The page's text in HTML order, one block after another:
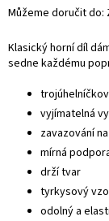
Můžeme doručit do:
Klasický horní díl
sedne každému
vyjímatelná
zavazování
mírná
drží tvar
tyrkysový
odolný a